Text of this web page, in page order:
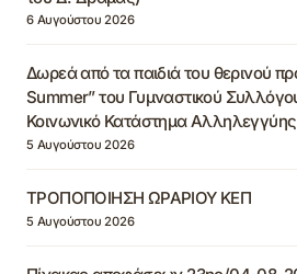
6 Αυγούστου 2026
Δωρεά από τα παιδιά του θερινού
Summer” του Γυμναστικού
Κοινωνικό Κατάστημα Αλληλεγγύης
5 Αυγούστου 2026
ΤΡΟΠΟΠΟΙΗΣΗ ΩΡΑΡΙΟΥ ΚΕΠ
5 Αυγούστου 2026